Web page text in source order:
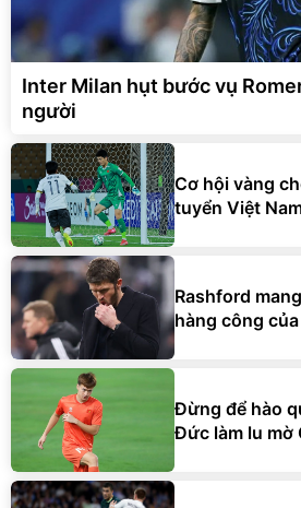
Inter Milan hụt bước vụ
người
Cơ hội vàng
tuyển Việt
Rashford
hàng công
Đừng để hào
Đức làm lu mờ